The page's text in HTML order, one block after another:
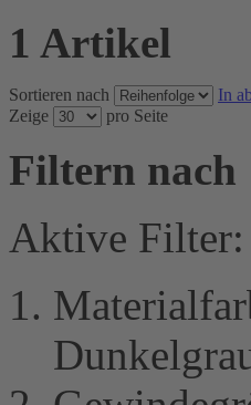
1 Artikel
Sortieren nach
In
Zeige
pro Seite
Filtern nach
Aktive Filter: